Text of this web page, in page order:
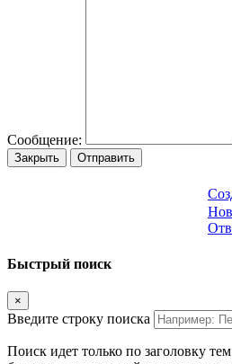
Сообщение:
Закрыть Отправить
Быстрый поиск
×
Введите строку поиска
Поиск идет только по заголовку